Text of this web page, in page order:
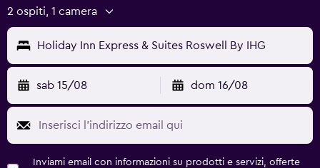
2 ospiti, 1 camera
Holiday Inn Express & Suites Roswell By IHG
sab 15/08 dom 16/08
Inviami email con informazioni su prodotti e servizi, offerte